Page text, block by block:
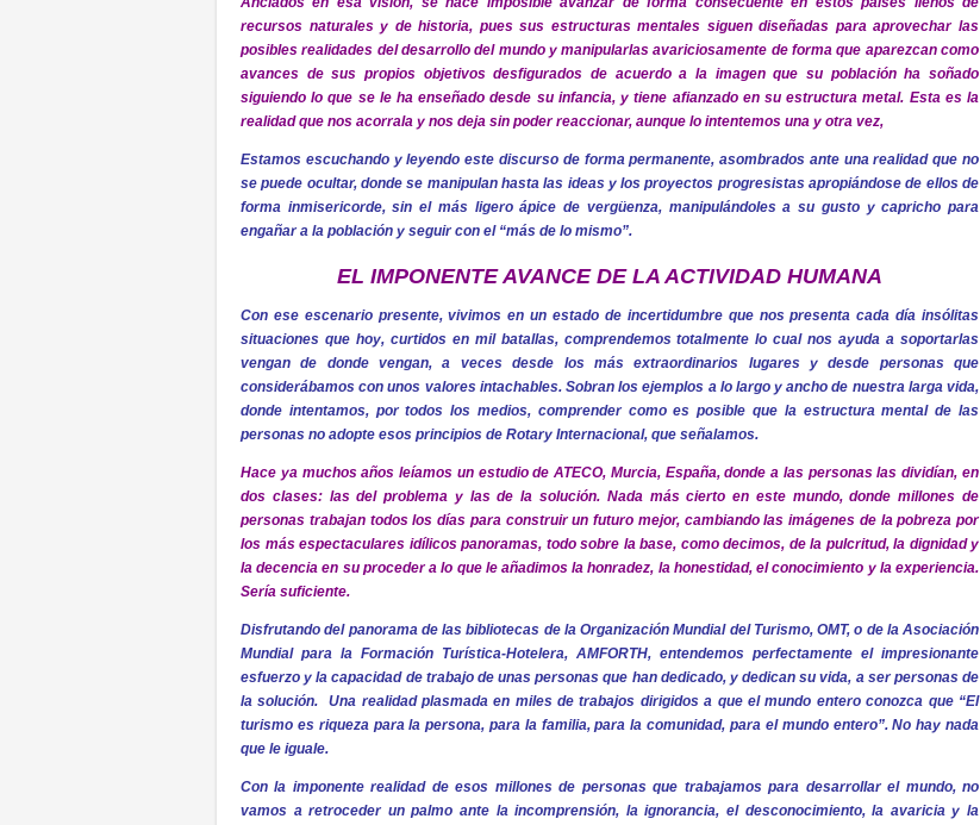
recursos naturales y de historia, pues sus estructuras mentales siguen diseñadas para aprovechar las
posibles realidades del desarrollo del mundo y manipularlas avariciosamente de forma que aparezcan como
avances de sus propios objetivos desfigurados de acuerdo a la imagen que su población ha soñado
siguiendo lo que se le ha enseñado desde su infancia, y tiene afianzado en su estructura metal. Esta es la
realidad que nos acorrala y nos deja sin poder reaccionar, aunque lo intentemos una y otra vez,
Estamos escuchando y leyendo este discurso de forma permanente, asombrados ante una realidad que no
se puede ocultar, donde se manipulan hasta las ideas y los proyectos progresistas apropiándose de ellos de
forma inmisericorde, sin el más ligero ápice de vergüenza, manipulándoles a su gusto y capricho para
engañar a la población y seguir con el “más de lo mismo”.
EL IMPONENTE AVANCE DE LA ACTIVIDAD HUMANA
Con ese escenario presente, vivimos en un estado de incertidumbre que nos presenta cada día insólitas
situaciones que hoy, curtidos en mil batallas, comprendemos totalmente lo cual nos ayuda a soportarlas
vengan de donde vengan, a veces desde los más extraordinarios lugares y desde personas que
considerábamos con unos valores intachables. Sobran los ejemplos a lo largo y ancho de nuestra larga vida,
donde intentamos, por todos los medios, comprender como es posible que la estructura mental de las
personas no adopte esos principios de Rotary Internacional, que señalamos.
Hace ya muchos años leíamos un estudio de ATECO, Murcia, España, donde a las personas las dividían, en
dos clases: las del problema y las de la solución. Nada más cierto en este mundo, donde millones de
personas trabajan todos los días para construir un futuro mejor, cambiando las imágenes de la pobreza por
los más espectaculares idílicos panoramas, todo sobre la base, como decimos, de la pulcritud, la dignidad y
la decencia en su proceder a lo que le añadimos la honradez, la honestidad, el conocimiento y la experiencia.
Sería suficiente.
Disfrutando del panorama de las bibliotecas de la Organización Mundial del Turismo, OMT, o de la Asociación
Mundial para la Formación Turística-Hotelera, AMFORTH, entendemos perfectamente el impresionante
esfuerzo y la capacidad de trabajo de unas personas que han dedicado, y dedican su vida, a ser personas de
la solución. Una realidad plasmada en miles de trabajos dirigidos a que el mundo entero conozca que “El
turismo es riqueza para la persona, para la familia, para la comunidad, para el mundo entero”. No hay nada
que le iguale.
Con la imponente realidad de esos millones de personas que trabajamos para desarrollar el mundo, no
vamos a retroceder un palmo ante la incomprensión, la ignorancia, el desconocimiento, la avaricia y la